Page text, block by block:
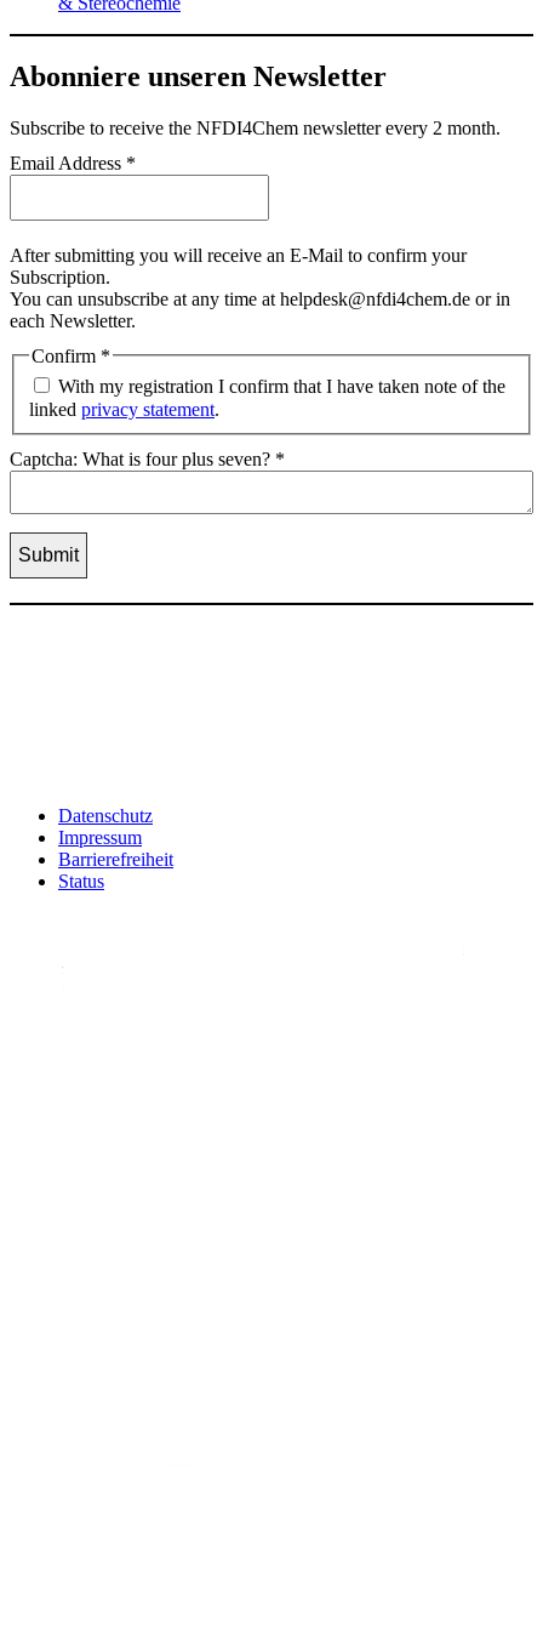
Abonniere unseren Newsletter
Subscribe to receive the NFDI4Chem newsletter every 2 month.
Email Address *
After submitting you will receive an E-Mail to confirm your
Subscription.
You can unsubscribe at any time at helpdesk@nfdi4chem.de or in
each Newsletter.
Confirm *
With my registration I confirm that I have taken note of the
linked privacy statement.
Captcha: What is four plus seven? *
Datenschutz
Impressum
Barrierefreiheit
Status